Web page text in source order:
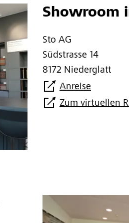
Showroom
Sto AG
Südstrasse 14
8172 Niederglatt
Anreise
Zum virtuellen